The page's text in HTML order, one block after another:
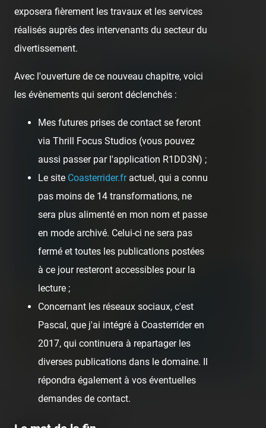
+
−
300 km
About the author
exposera fièrement les travaux et les services
réalisés auprès des intervenants du secteur du
divertissement.
Avec l'ouverture de ce nouveau chapitre, voici
les évènements qui seront déclenchés :
Mes futures prises de contact se feront
via Thrill Focus Studios (vous pouvez
aussi passer par l'application R1DD3N) ;
Le site Coasterrider.fractuel, qui a connu
pas moins de 14 transformations, ne
sera plus alimenté en mon nom et passe
en mode archivé. Celui-ci ne sera pas
fermé et toutes les publications postées
à ce jour resteront accessibles pour la
lecture ;
Concernant les réseaux sociaux, c'est
Pascal, que j'ai intégré à Coasterrider en
2017, qui continuera à repartager les
diverses publications dans le domaine. Il
répondra également à vos éventuelles
demandes de contact.